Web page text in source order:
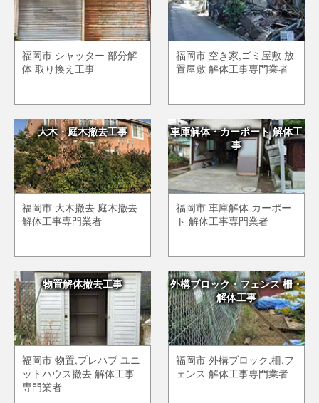
福岡市 シャッター 部分解
体 取り換え工事
福岡市 空き家,ゴミ屋敷 放
置屋敷 解体工事専門業者
大木・庭木撤去工事
福岡市 大木撤去 庭木撤去
解体工事専門業者
車庫解体・カーポート 解体工
事
福岡市 車庫解体 カーポー
ト 解体工事専門業者
物置解体撤去工事
福岡市 物置,プレハブ ユニ
ットハウス撤去 解体工事
専門業者
外構ブロック・フェンス 柵・
解体工事
福岡市 外構ブロック,柵,フ
ェンス 解体工事専門業者